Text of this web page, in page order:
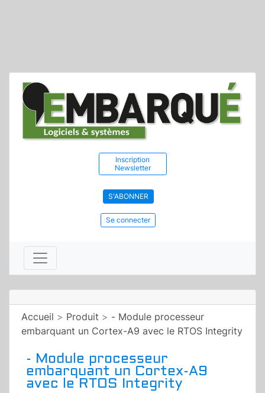
Inscription
Newsletter
S'ABONNER
Se connecter
Accueil > Produit > - Module processeur
embarquant un Cortex-A9 avec le RTOS Integrity
- Module processeur
embarquant un Cortex-A9
avec le RTOS Integrity